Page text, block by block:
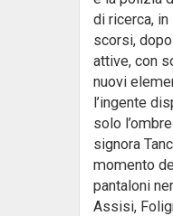
di ricerca,
scorsi,
attive, con
nuovi
l’ingente
solo
signora
momento
pantaloni
Assisi,